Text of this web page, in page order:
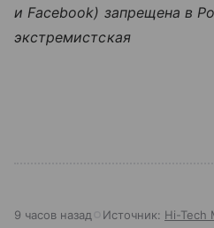
и Facebook) запрещена в
экстремистская
9 часов назад Источник: Hi-Tech